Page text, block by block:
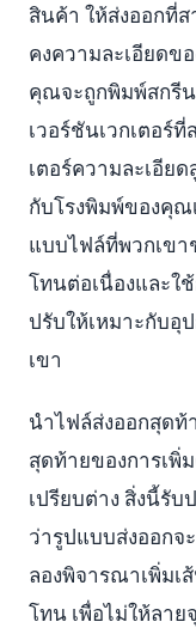
สินค้า ให้ส่งออกที่
คงความละเอียดข
คุณจะถูกพิมพ์สกรีน
เวอร์ชันเวกเตอร์
เตอร์ความละเอีย
กับโรงพิมพ์ของคุ
แบบไฟล์ที่พวกเข
โทนต่อเนื่องและใ
ปรับให้เหมาะกับอุ
เขา
นำไฟล์ส่งออกสุดท้
สุดท้ายของการเพิ่
เปรียบต่าง สิ่งนี้รั
ว่ารูปแบบส่งออกจ
ลองพิจารณาเพิ่มเ
โทน เพื่อไม่ให้ลา